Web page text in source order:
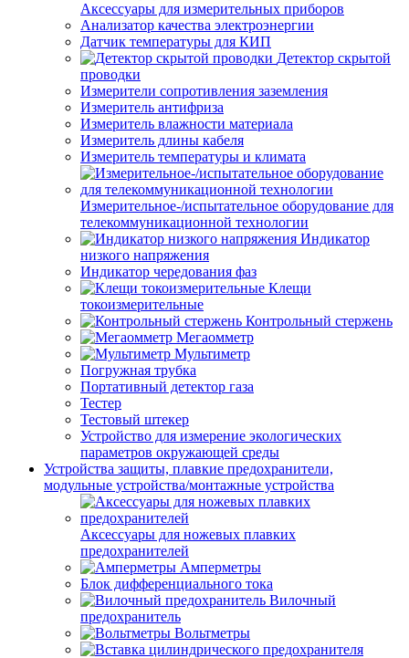
Аксессуары для измерительных приборов
Анализатор качества электроэнергии
Датчик температуры для КИП
Детектор скрытой
проводки
Измерители сопротивления заземления
Измеритель антифриза
Измеритель влажности материала
Измеритель длины кабеля
Измеритель температуры и климата
Измерительное-/испытательное оборудование для
телекоммуникационной технологии
Индикатор
низкого напряжения
Индикатор чередования фаз
Клещи
токоизмерительные
Контрольный стержень
Мегаомметр
Мультиметр
Погружная трубка
Портативный детектор газа
Тестер
Тестовый штекер
Устройство для измерение экологических
параметров окружающей среды
Устройства защиты, плавкие предохранители,
модульные устройства/монтажные устройства
Аксессуары для ножевых плавких
предохранителей
Амперметры
Блок дифференциального тока
Вилочный
предохранитель
Вольтметры